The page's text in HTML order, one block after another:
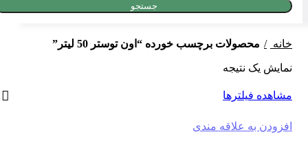
جستجو
خانه محصولات برچسب خورده “اون توستر 50 لیتر”
نمایش یک نتیجه
مشاهده فیلترها
-2%
افزودن به علاقه مندی